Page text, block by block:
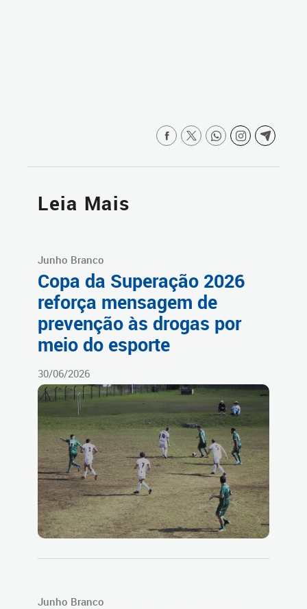
Leia Mais
Junho Branco
Copa da Superação 2026
reforça mensagem de
prevenção às drogas por
meio do esporte
30/06/2026
Junho Branco